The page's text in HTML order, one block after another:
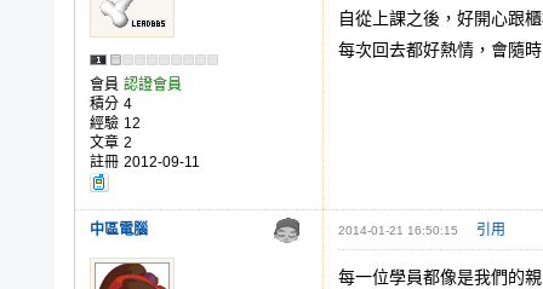
會員 認證會員
積分 4
經驗 12
文章 2
註冊 2012-09-11
自從上課之後，好開心跟
每次回去都好熱情，會隨
中區電腦 2014-01-21 16:50:15 引用
每一位學員都像是我們的